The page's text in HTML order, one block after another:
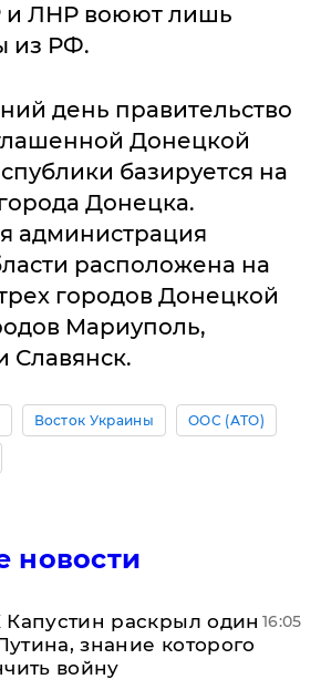
и ЛНР воюют лишь
из РФ.
день правительство
Донецкой
базируется на
Донецка.
администрация
расположена на
городов Донецкой
Мариуполь,
Славянск.
Восток Украины ООС (АТО)
новости
раскрыл один
знание которого
войну
16:05